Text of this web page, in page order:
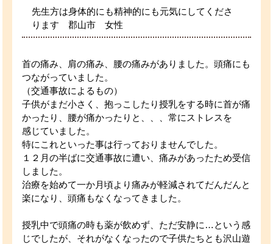
先生方は身体的にも精神的にも元気にしてくださ
ります 郡山市 女性
首の痛み、肩の痛み、腰の痛みがありました。頭痛にも
つながっていました。
（交通事故によるもの）
子供がまだ小さく、抱っこしたり授乳をする時に首が痛
かったり、腰が痛かったりと、、、常にストレスを
感じていました。
特にこれといった事は行っておりませんでした。
１２月の半ばに交通事故に遭い、痛みがあったため受信
しました。
治療を始めて一か月頃より痛みが軽減されてだんだんと
楽になり、頭痛もなくなってきました。
授乳中で頭痛の時も薬が飲めず、ただ安静に…という感
じでしたが、それがなくなったので子供たちとも沢山遊